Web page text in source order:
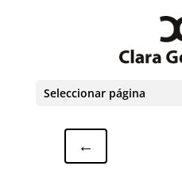
Seleccionar página
←